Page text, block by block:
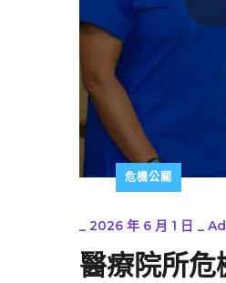
危機公關
_ 2026 年 6 月 1 日 _
醫療院所危